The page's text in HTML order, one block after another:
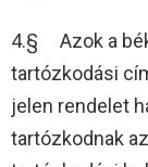
4.§ Azok a
tartózkodási
jelen rendelet
tartózkodnak